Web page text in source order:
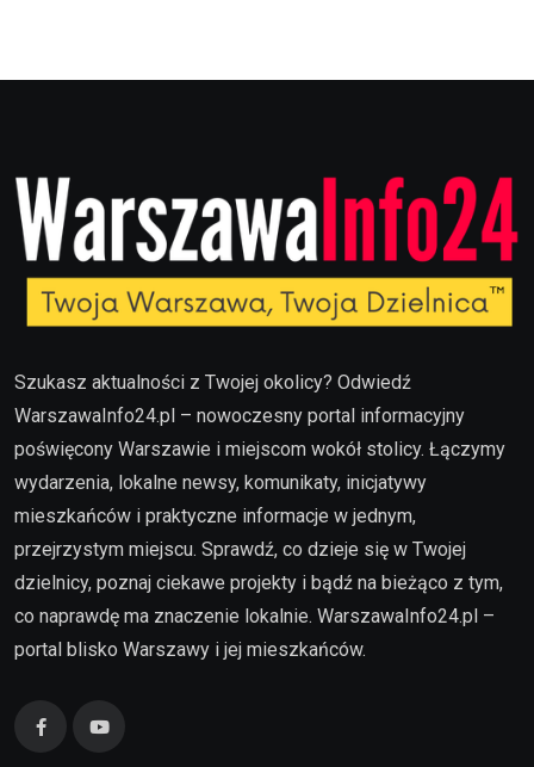
Szukasz aktualności z Twojej okolicy? Odwiedź
WarszawaInfo24.pl – nowoczesny portal informacyjny
poświęcony Warszawie i miejscom wokół stolicy. Łączymy
wydarzenia, lokalne newsy, komunikaty, inicjatywy
mieszkańców i praktyczne informacje w jednym,
przejrzystym miejscu. Sprawdź, co dzieje się w Twojej
dzielnicy, poznaj ciekawe projekty i bądź na bieżąco z tym,
co naprawdę ma znaczenie lokalnie. WarszawaInfo24.pl –
portal blisko Warszawy i jej mieszkańców.